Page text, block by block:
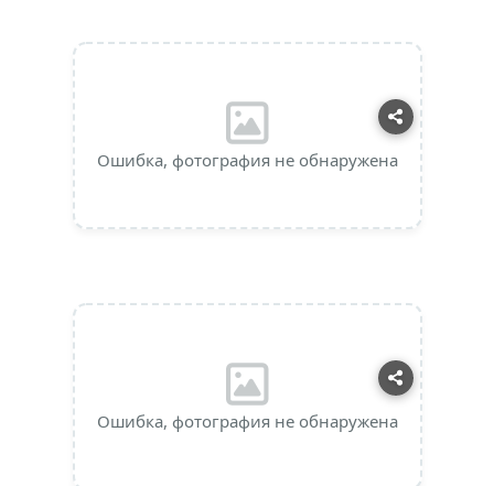
Ошибка, фотография не обнаружена
Ошибка, фотография не обнаружена